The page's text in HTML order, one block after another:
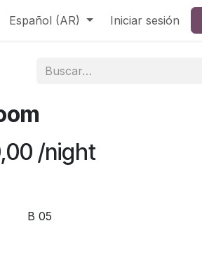
Español (AR) Iniciar sesión
/night
B 05